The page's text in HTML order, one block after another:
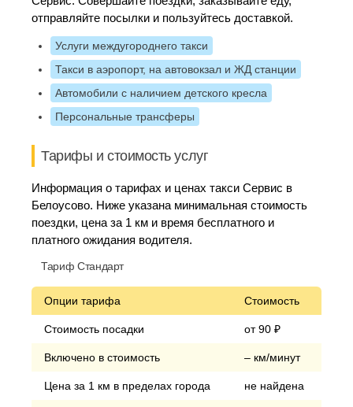
отправляйте посылки и пользуйтесь доставкой.
Услуги междугороднего такси
Такси в аэропорт, на автовокзал и ЖД станции
Автомобили с наличием детского кресла
Персональные трансферы
Тарифы и стоимость услуг
Информация о тарифах и ценах такси Сервис в
Белоусово. Ниже указана минимальная стоимость
поездки, цена за 1 км и время бесплатного и
платного ожидания водителя.
Тариф Стандарт
Опции тарифа Стоимость
Стоимость посадки от 90 ₽
Включено в стоимость – км/минут
Цена за 1 км в пределах города не найдена